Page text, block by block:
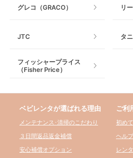
グレコ（GRACO） リ
JTC タ
フィッシャープライス
（Fisher Price）
ベビレンタが選ばれる理由
メンテナンス･清掃のこだわり
３日間返品返金補償
安心補償オプション
ご利
初め
ヘル
レン